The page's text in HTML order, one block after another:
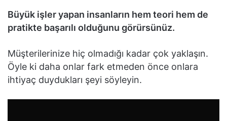
Büyük işler yapan insanların hem teori hem de
pratikte başarılı olduğunu görürsünüz.
Müşterilerinize hiç olmadığı kadar çok yaklaşın.
Öyle ki daha onlar fark etmeden önce onlara
ihtiyaç duydukları şeyi söyleyin.